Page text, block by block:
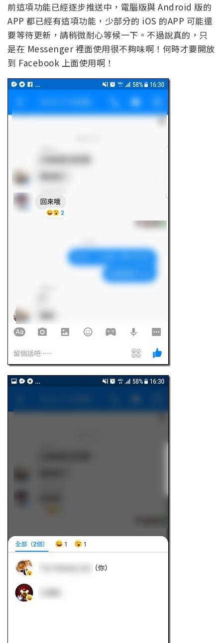
前這項功能已經逐步推送中，電腦版與 Android 版的
APP 都已經有這項功能，少部分的 iOS 的APP 可能還
要等待更新，請稍微耐心等候一下。不過說真的，只
是在 Messenger 裡面使用很不夠味啊！何時才要開放
到 Facebook 上面使用啊！